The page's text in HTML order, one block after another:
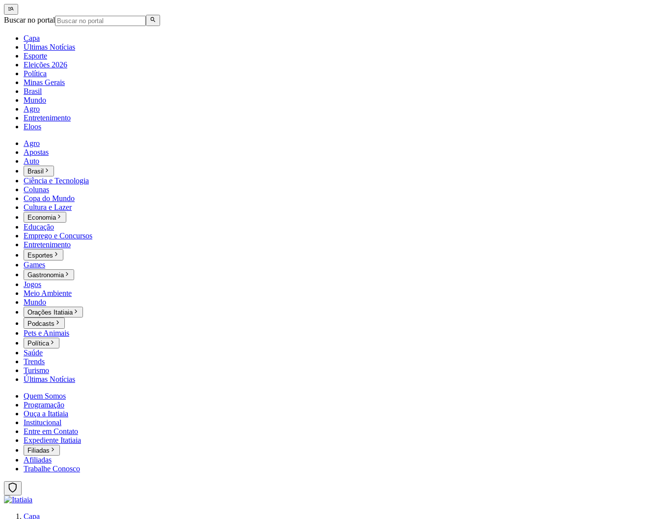
Buscar no portal
Capa
Últimas Notícias
Esporte
Eleições 2026
Política
Minas Gerais
Brasil
Mundo
Agro
Entretenimento
Eloos
Agro
Apostas
Auto
Brasil
Ciência e Tecnologia
Colunas
Copa do Mundo
Cultura e Lazer
Economia
Educação
Emprego e Concursos
Entretenimento
Esportes
Games
Gastronomia
Jogos
Meio Ambiente
Mundo
Orações Itatiaia
Podcasts
Pets e Animais
Política
Saúde
Trends
Turismo
Últimas Notícias
Quem Somos
Programação
Ouça a Itatiaia
Institucional
Entre em Contato
Expediente Itatiaia
Filiadas
Afiliadas
Trabalhe Conosco
Capa